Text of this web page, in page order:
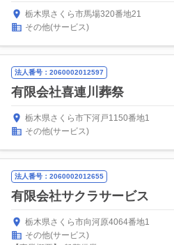
栃木県さくら市馬場320番地21
その他(サービス)
法人番号：2060002012597
有限会社喜連川葬祭
栃木県さくら市下河戸1150番地1
その他(サービス)
法人番号：2060002012655
有限会社サクラサービス
栃木県さくら市向河原4064番地1
その他(サービス)